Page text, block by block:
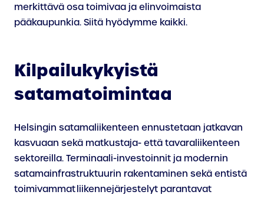
merkittävä osa toimivaa ja elinvoimaista
pääkaupunkia. Siitä hyödymme kaikki.
Kilpailukykyistä
satamatoimintaa
Helsingin satamaliikenteen ennustetaan jatkavan
kasvuaan sekä matkustaja- että tavaraliikenteen
sektoreilla. Terminaali-investoinnit ja modernin
satamainfrastruktuurin rakentaminen sekä entistä
toimivammat liikennejärjestelyt parantavat